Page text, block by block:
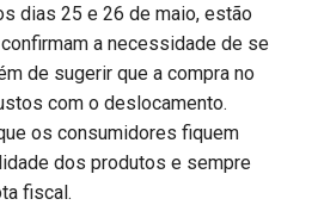
dias 25 e 26 de maio, estão
a necessidade de se
de sugerir que a compra no
com o deslocamento.
os consumidores fiquem
dos produtos e sempre
fiscal.